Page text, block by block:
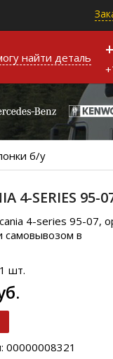
найти деталь
б/у
SERIES 95-
4-series 95-07,
самовывозом в
1 шт.
00000008321